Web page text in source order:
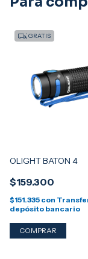
GRATIS
OLIGHT BATON 4
$159.300
$151.335 con
depósito bancario